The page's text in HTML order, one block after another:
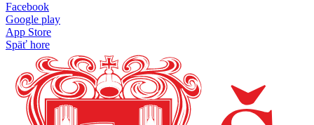
Facebook
Google play
App Store
Späť hore